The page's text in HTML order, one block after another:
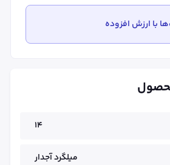
با ارزش افزوده
14
میلگرد آجدار